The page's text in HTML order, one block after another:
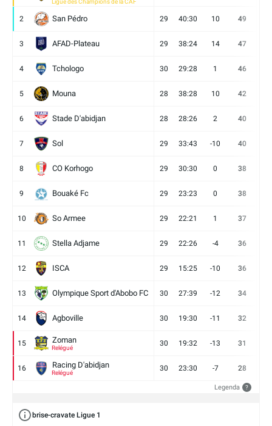
Ligue des Champions de la CAF
2 San Pédro 29 40:30 10 49
3 AFAD-Plateau 29 38:24 14 47
4 Tchologo 30 29:28 1 46
5 Mouna 28 38:28 10 42
6 Stade D'abidjan 28 28:26 2 40
7 Sol 29 33:43 -10 40
8 CO Korhogo 29 30:30 0 38
9 Bouaké Fc 29 23:23 0 38
10 So Armee 29 22:21 1 37
11 Stella Adjame 29 22:26 -4 36
12 ISCA 29 15:25 -10 36
13 Olympique Sport d'Abobo FC 30 27:39 -12 34
14 Agboville 30 19:30 -11 32
15 Zoman
Relégué
30 19:32 -13 31
16 Racing D'abidjan
Relégué
30 23:30 -7 28
Legenda ?
brise-cravate Ligue 1